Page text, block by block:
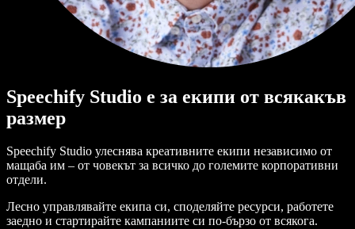
Speechify Studio е за екипи от всякакъв
размер
Speechify Studio улеснява креативните екипи независимо от
мащаба им – от човекът за всичко до големите корпоративни
отдели.
Лесно управлявайте екипа си, споделяйте ресурси, работете
заедно и стартирайте кампаниите си по-бързо от всякога.